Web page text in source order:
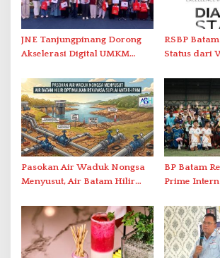
JNE Tanjungpinang Dorong
Akselerasi Digital UMKM
2026
RSBP
Status dari
Berstandar
Pasokan Air Waduk Nongsa
Menyusut, Air Batam Hilir
Antar-IPAM
BP Batam
Prime
2026 di
Abdul Jamal